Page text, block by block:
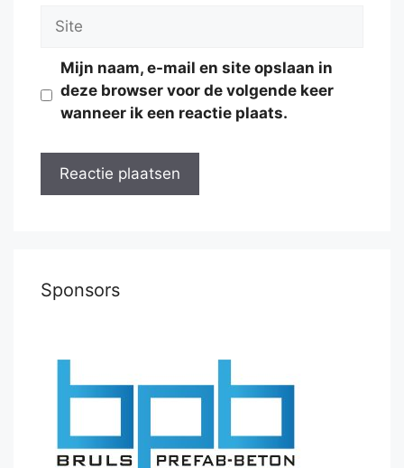
Site
Mijn naam, e-mail en site opslaan in
deze browser voor de volgende keer
wanneer ik een reactie plaats.
Sponsors